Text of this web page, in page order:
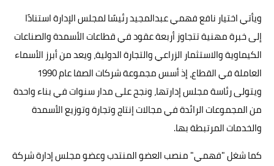
ويأتي اختيار نافع فهمي عبدالمجيد رئيسًا لمجلس الإدارة استنادًا
إلى خبرة مهنية تتجاوز أربعة عقود في قطاعات الأسمدة والصناعات
الكيماوية والاستثمار الزراعي والتجارة الدولية، ويعد من أبرز الأسماء
العاملة في القطاع، إذ أسس مجموعة شركات الصفا عام 1990
ويتولى رئاسة مجلس إدارتها، ونجح على مدار سنوات في بناء واحدة
من المجموعات الرائدة في مجالات إنتاج وتجارة وتوزيع الأسمدة
والخدمات المرتبطة بها.
كما شغل "فهمي" منصب العضو المنتدب وعضو مجلس إدارة شركة